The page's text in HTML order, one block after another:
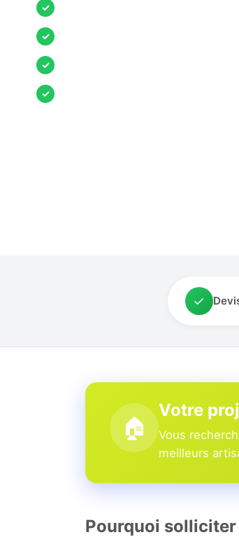
✓
✓
✓
✓
✓
🏠
Votre
Vous
meilleurs
Pourquoi